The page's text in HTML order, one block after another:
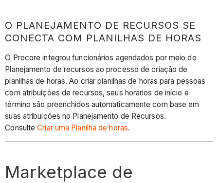
O PLANEJAMENTO DE RECURSOS SE
CONECTA COM PLANILHAS DE HORAS
O Procore integrou funcionários agendados por meio do
Planejamento de recursos ao processo de criação de
planilhas de horas. Ao criar planilhas de horas para pessoas
com atribuições de recursos, seus horários de início e
término são preenchidos automaticamente com base em
suas atribuições no Planejamento de Recursos.
ConsulteCriar uma Planilha de horas.
Marketplace de